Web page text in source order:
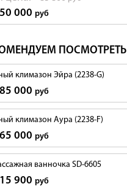
000 руб
ПОСМОТРЕТЬ
климазон Эйра (2238-G)
000 руб
климазон Аура (2238-F)
000 руб
ванночка SD-6605
900 руб